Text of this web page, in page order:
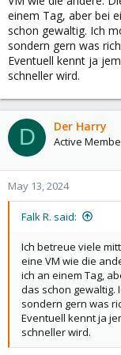
einem Tag, aber bei
schon gewaltig. Ich
sondern gern was
Eventuell kennt ja
schneller wird.
D Der Harry
Active
May 13, 2024
Falk R. said:
Ich betreue viele
eine VM wie die
ich an einem Tag,
das schon gewaltig.
sondern gern was
Eventuell kennt ja
schneller wird.